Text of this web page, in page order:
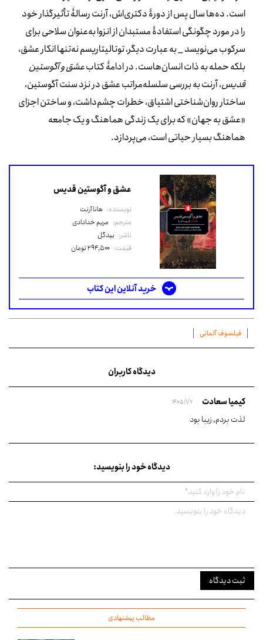
است. ده‌ها سال پس از دورۀ دکتری‌اش، آرنت رسالۀ تأثیرگذار خود
را در مورد چگونگی استفادۀ مستبدان از انزوا به‌عنوان سلاحی برای
سرکوب می‌نویسد _ به عبارت دیگر، توتالیتاریسم نه‌تنها انکار عشق،
بلکه حمله به ذات انسان‌هاست. در ادامۀ کتابعشق و آگوستین
قدیس، آرنت به بررسی سلسله‌مراتب عشق در نزد سنت آگوستین،
ساختار روان‌شناختی اشتیاق، خطرات چشم‌داشت، و ساختن اجزای
«عشق به جهان» که برای یک زندگی هماهنگ و یک جامعه
هماهنگ بسیار حیاتی است، می‌پردازد.
عشق و آگوستین قدیس
نویسنده: هانا آرنت
مترجم: مریم خدادادی
ناشر: بیدگل
قیمت: ۲۹۴,۵۰۰ تومان
خرید آنلاین این کتاب
فیلسوف آلمانی
دیدگاه کاربران
کیمیا سعادت 1405/1/7
لذت بردم, زیبا بود
دیدگاه خود را بنویسید:
ثبت دیدگاه
مطالب پیشنهادی